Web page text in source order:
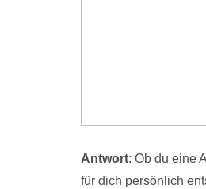
Antwort: Ob du eine
für dich persönlich